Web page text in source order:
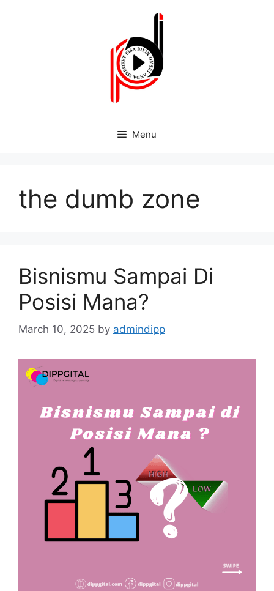
Menu
the dumb zone
Bisnismu Sampai Di
Posisi Mana?
March 10, 2025 by admindipp